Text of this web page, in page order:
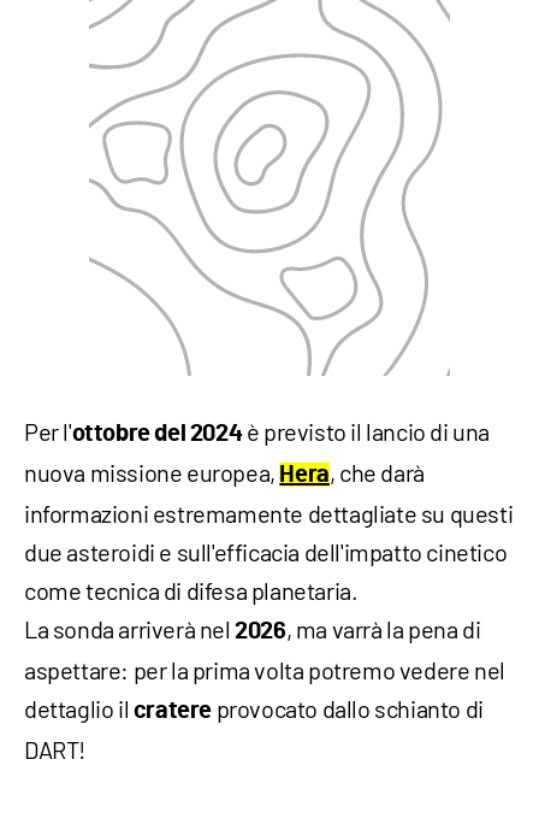
Per l'ottobre del 2024è previsto il lancio di una
nuova missione europea,Hera, che darà
informazioni estremamente dettagliate su questi
due asteroidi e sull'efficacia dell'impatto cinetico
come tecnica di difesa planetaria.
La sonda arriverà nel2026, ma varrà la pena di
aspettare: per la prima volta potremo vedere nel
dettaglio il cratere provocato dallo schianto di
DART!